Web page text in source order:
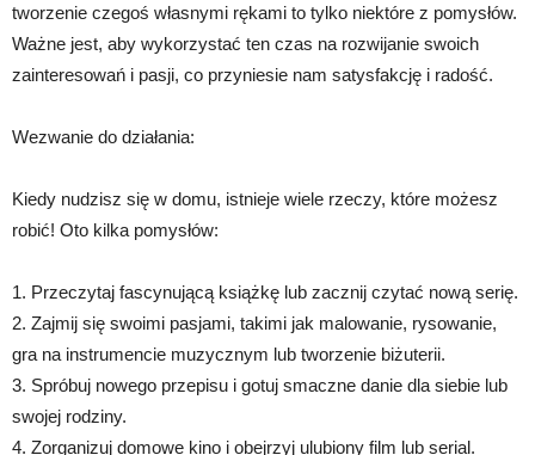
tworzenie czegoś własnymi rękami to tylko niektóre z pomysłów.
Ważne jest, aby wykorzystać ten czas na rozwijanie swoich
zainteresowań i pasji, co przyniesie nam satysfakcję i radość.
Wezwanie do działania:
Kiedy nudzisz się w domu, istnieje wiele rzeczy, które możesz
robić! Oto kilka pomysłów:
1. Przeczytaj fascynującą książkę lub zacznij czytać nową serię.
2. Zajmij się swoimi pasjami, takimi jak malowanie, rysowanie,
gra na instrumencie muzycznym lub tworzenie biżuterii.
3. Spróbuj nowego przepisu i gotuj smaczne danie dla siebie lub
swojej rodziny.
4. Zorganizuj domowe kino i obejrzyj ulubiony film lub serial.